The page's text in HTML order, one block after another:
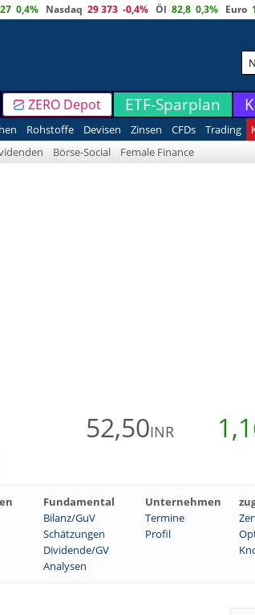
0,4% Nasdaq 29 373 -0,4% Öl 82,8 0,3% Euro
ZERO Depot ETF-Sparplan
Rohstoffe Devisen Zinsen CFDs Trading
Börse-Social Female Finance
52,50INR
Fundamental Unternehmen
Bilanz/GuV Termine
Schätzungen Profil
Dividende/GV
Analysen